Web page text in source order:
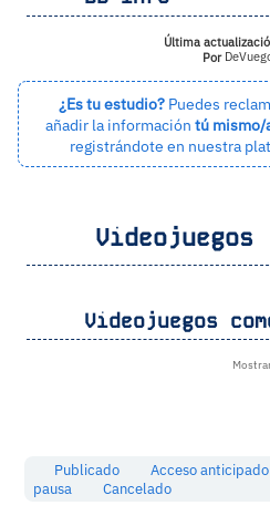
Última
Por
¿Es tu estudio? Puedes
añadir la información tú mismo/
registrándote en nuestra
Videojuegos
Videojuegos
Publicado Acceso anticipado
pausa
Cancelado